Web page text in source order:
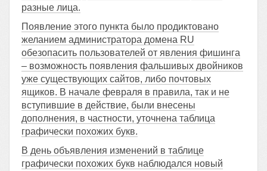
разные лица.
Появление этого пункта было продиктовано
желанием администратора домена RU
обезопасить пользователей от явления фишинга
– возможность появления фальшивых двойников
уже существующих сайтов, либо почтовых
ящиков. В начале февраля в правила, так и не
вступившие в действие, были внесены
дополнения, в частности, уточнена таблица
графически похожих букв.
В день объявления изменений в таблице
графически похожих букв наблюдался новый